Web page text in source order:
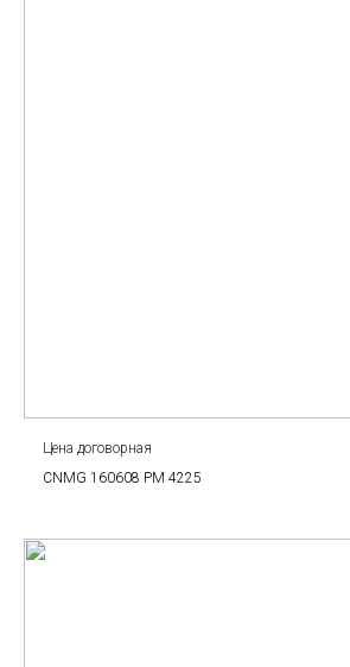
Цена договорная
CNMG 160608 PM 4225